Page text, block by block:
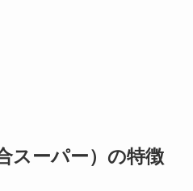
スーパー）の特徴